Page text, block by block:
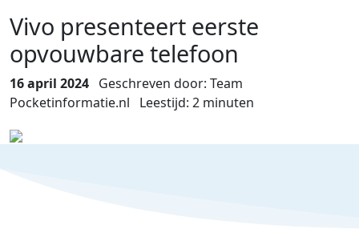
Vivo presenteert eerste
opvouwbare telefoon
16 april 2024 Geschreven door: Team
Pocketinformatie.nl Leestijd: 2 minuten